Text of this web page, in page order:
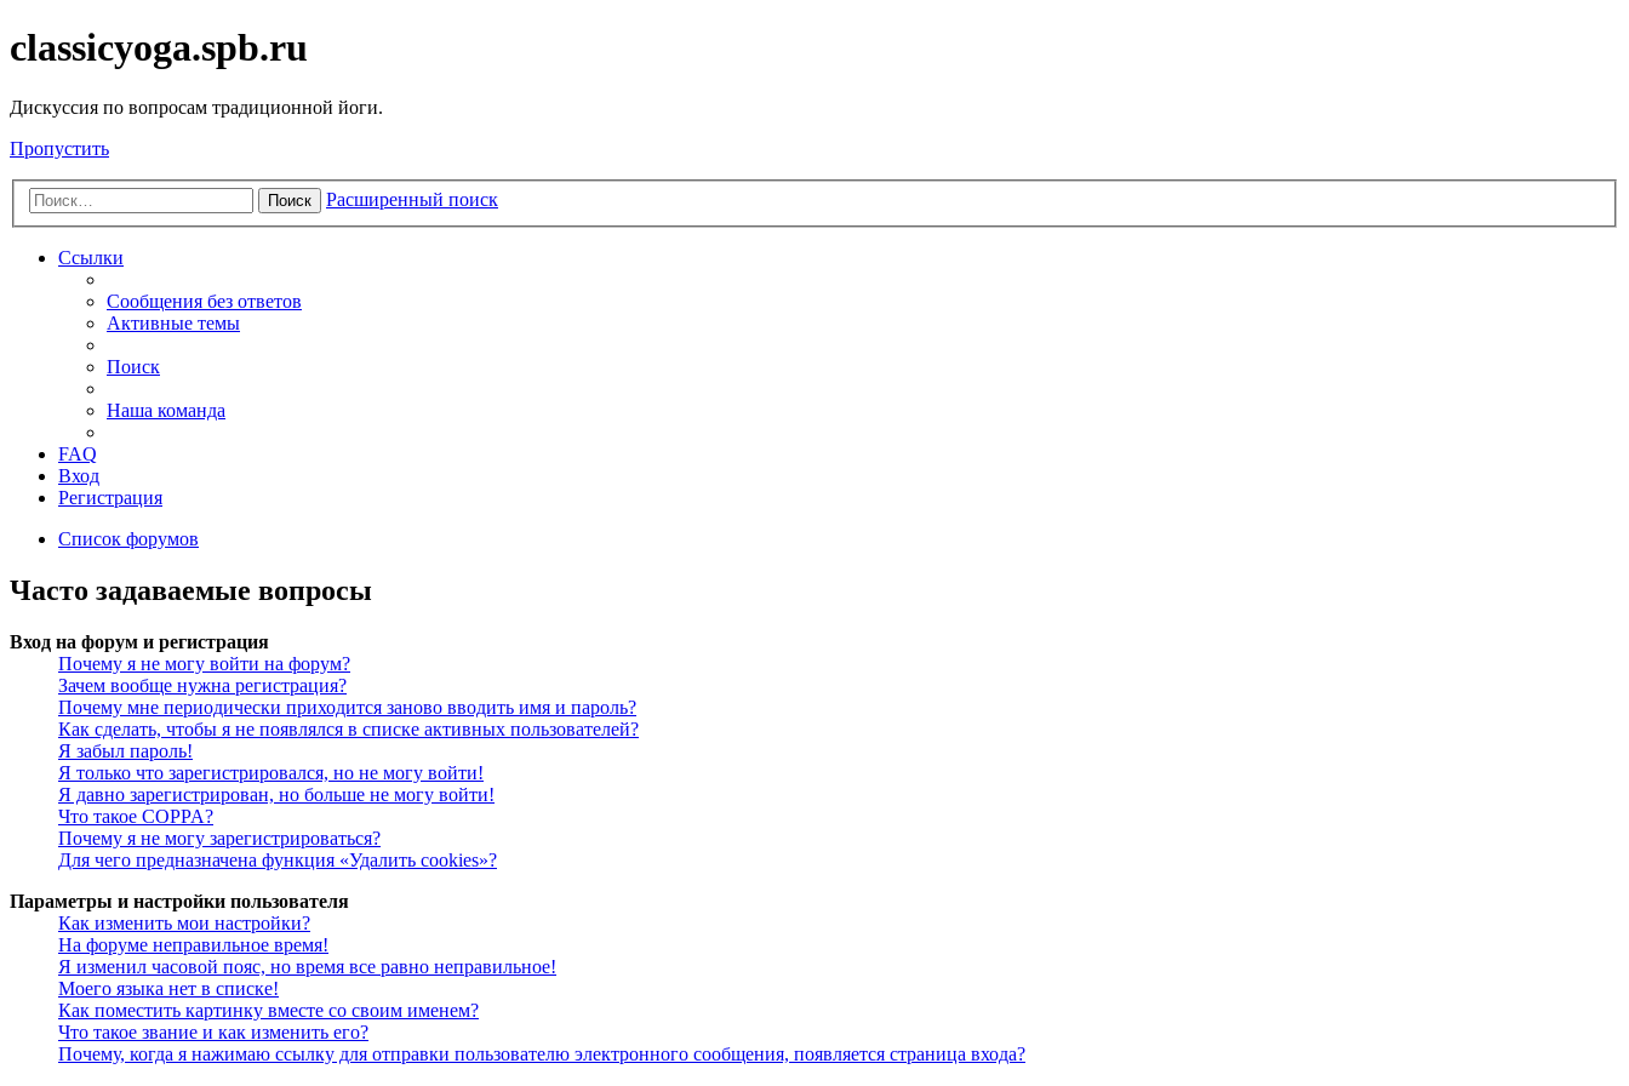
classicyoga.spb.ru
Дискуссия по вопросам традиционной йоги.
Пропустить
Поиск Расширенный поиск
Ссылки
Сообщения без ответов
Активные темы
Поиск
Наша команда
FAQ
Вход
Регистрация
Список форумов
Часто задаваемые вопросы
Вход на форум и регистрация
Почему я не могу войти на форум?
Зачем вообще нужна регистрация?
Почему мне периодически приходится заново вводить имя и пароль?
Как сделать, чтобы я не появлялся в списке активных пользователей?
Я забыл пароль!
Я только что зарегистрировался, но не могу войти!
Я давно зарегистрирован, но больше не могу войти!
Что такое COPPA?
Почему я не могу зарегистрироваться?
Для чего предназначена функция «Удалить cookies»?
Параметры и настройки пользователя
Как изменить мои настройки?
На форуме неправильное время!
Я изменил часовой пояс, но время все равно неправильное!
Моего языка нет в списке!
Как поместить картинку вместе со своим именем?
Что такое звание и как изменить его?
Почему, когда я нажимаю ссылку для отправки пользователю электронного сообщения, появляется страница входа?